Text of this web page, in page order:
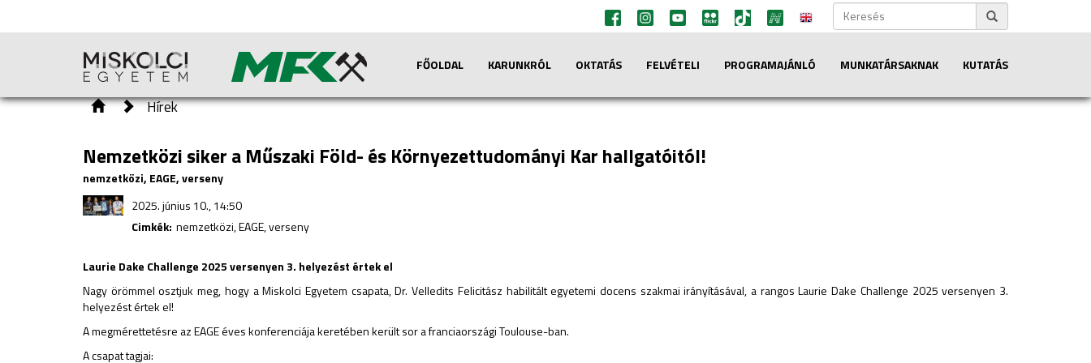
FŐOLDAL KARUNKRÓL OKTATÁS FELVÉTELI PROGRAMAJÁNLÓ MUNKATÁRSAKNAK KUTATÁS
Hírek
Nemzetközi siker a Műszaki Föld- és Környezettudományi Kar hallgatóitól!
nemzetközi, EAGE, verseny
2025. június 10., 14:50
Cimkék: nemzetközi, EAGE, verseny
Laurie Dake Challenge 2025 versenyen 3. helyezést értek el
Nagy örömmel osztjuk meg, hogy a Miskolci Egyetem csapata, Dr. Velledits Felicitász habilitált egyetemi docens szakmai irányításával, a rangos Laurie Dake Challenge 2025 versenyen 3.
helyezést értek el!
A megmérettetésre az EAGE éves konferenciája keretében került sor a franciaországi Toulouse-ban.
A csapat tagjai: